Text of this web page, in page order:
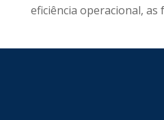
eficiência operacional, as